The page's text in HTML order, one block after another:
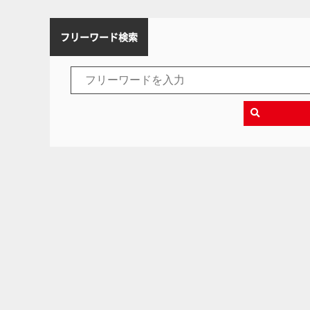
フリーワード検索